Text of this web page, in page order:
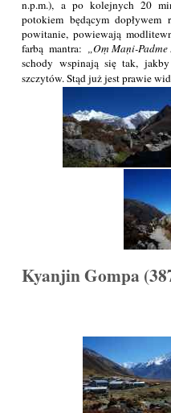
n.p.m.), a po kolejnych 20
potokiem będącym
powitanie, powiewają
farbą mantra:
Oṃ Maṇi-Padme
schody wspinają się tak,
szczytów. Stąd już jest prawie
Kyanjin Gompa